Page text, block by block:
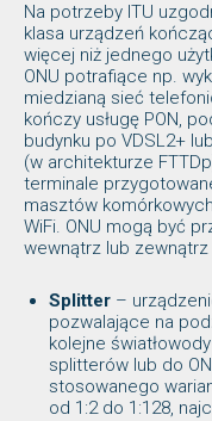
Na potrzeby ITU
klasa urządzeń
więcej niż jednego
ONU potrafiące np.
miedzianą sieć
kończy usługę PON,
budynku po VDSL2+
(w architekturze
terminale
masztów
WiFi. ONU mogą być
wewnątrz lub
Splitter –
pozwalające na
kolejne
splitterów lub do
stosowanego
od 1:2 do 1:128,